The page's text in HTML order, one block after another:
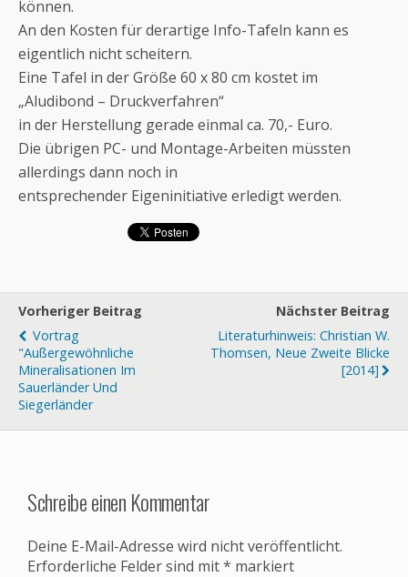
können.
An den Kosten für derartige Info-Tafeln kann es
eigentlich nicht scheitern.
Eine Tafel in der Größe 60 x 80 cm kostet im
„Aludibond – Druckverfahren“
in der Herstellung gerade einmal ca. 70,- Euro.
Die übrigen PC- und Montage-Arbeiten müssten
allerdings dann noch in
entsprechender Eigeninitiative erledigt werden.
Vorheriger Beitrag
Vortrag
"Außergewöhnliche
Mineralisationen Im
Sauerländer Und
Siegerländer
Nächster Beitrag
Literaturhinweis: Christian W.
Thomsen, Neue Zweite Blicke
[2014]
Schreibe einen Kommentar
Deine E-Mail-Adresse wird nicht veröffentlicht.
Erforderliche Felder sind mit* markiert